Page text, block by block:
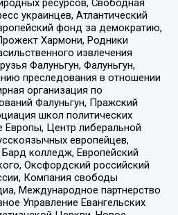
ресурсов, Свободная
украинцев, Атлантический
фонд за демократию,
Хармони, Родники
извлечения
Фалуньгун, Фалуньгун,
преследования в отношении
организация по
Фалуньгун, Пражский
школ политических
Европы, Центр либеральной
европейцев,
колледж, Европейский
Оксфордский российский
Компания свободы
Международное партнерство
Управление Евангельских